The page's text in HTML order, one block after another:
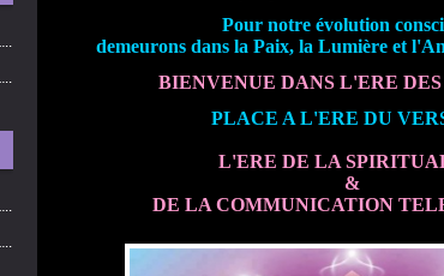
Pour notre évolution
demeurons dans la Paix, la Lumière et
BIENVENUE DANS L'ERE
PLACE A L'ERE DU
L'ERE DE LA
&
DE LA COMMUNICATION